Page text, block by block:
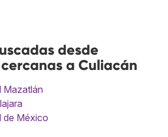
desde
a Culiacán
Mazatlán
de México